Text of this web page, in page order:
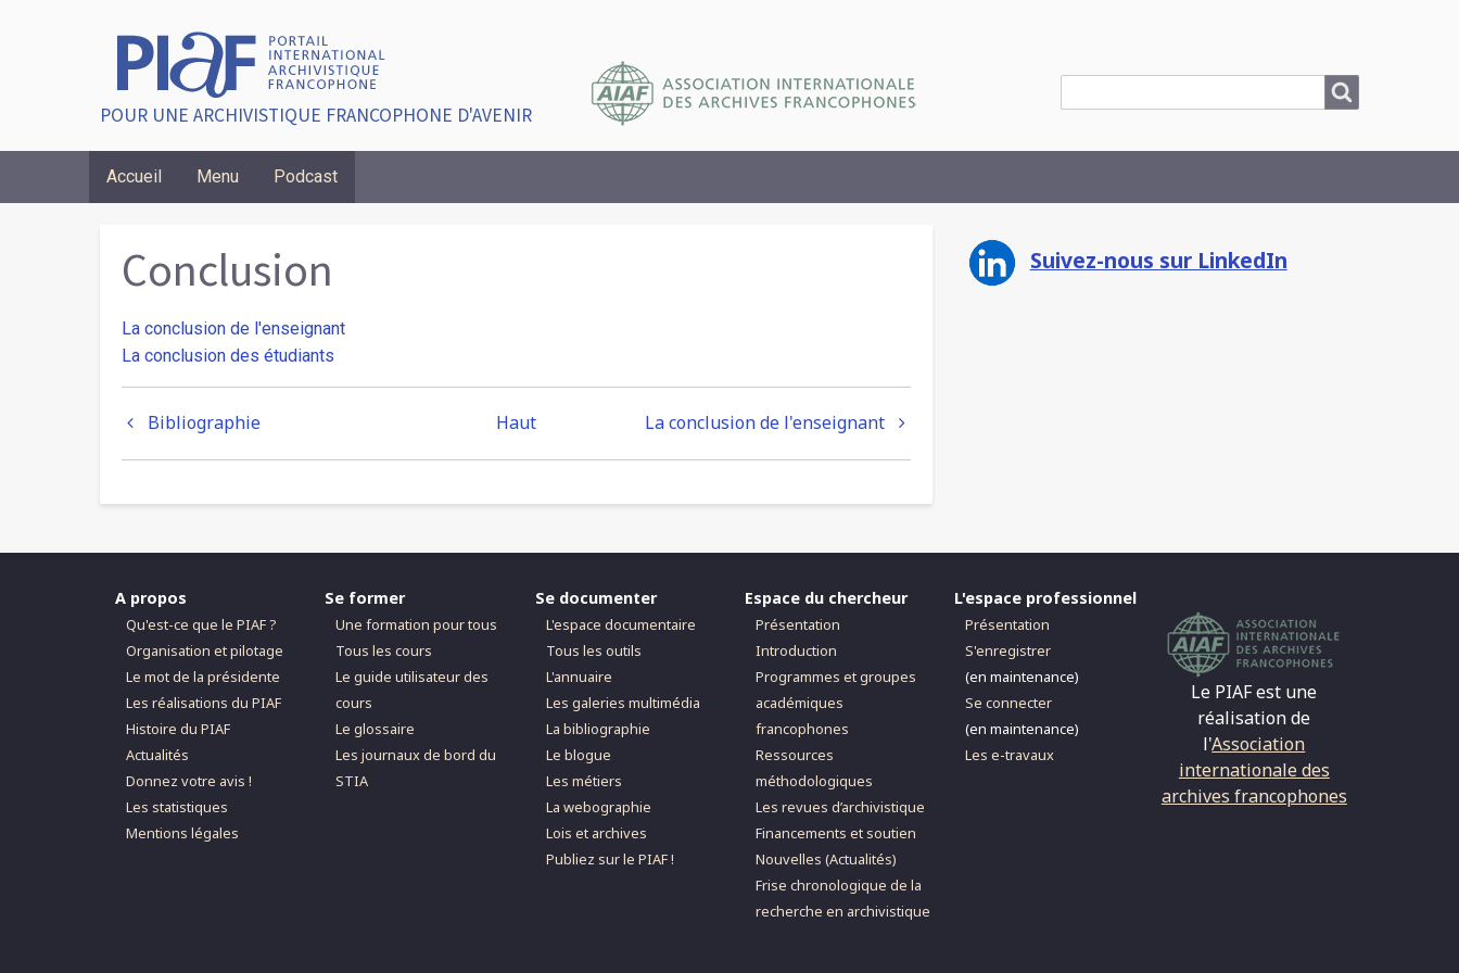
POUR UNE ARCHIVISTIQUE FRANCOPHONE D'AVENIR Search
Accueil Menu Podcast
Conclusion
La conclusion de l'enseignant
La conclusion des étudiants
Liens
transversaux
Conclusion
Bibliographie Haut La conclusion de l'enseignant
Suivez-nous sur LinkedIn
A propos
Qu'est-ce que le PIAF ?
Organisation et pilotage
Le mot de la présidente
Les réalisations du PIAF
Histoire du PIAF
Actualités
Donnez votre avis !
Les statistiques
Mentions légales
Se former
Une formation pour tous
Tous les cours
Le guide utilisateur des
cours
Le glossaire
Les journaux de bord du
STIA
Se documenter
L'espace documentaire
Tous les outils
L'annuaire
Les galeries multimédia
La bibliographie
Le blogue
Les métiers
La webographie
Lois et archives
Publiez sur le PIAF !
Espace du chercheur
Présentation
Introduction
Programmes et groupes
académiques
francophones
Ressources
méthodologiques
Les revues d’archivistique
Financements et soutien
Nouvelles (Actualités)
Frise chronologique de la
recherche en archivistique
L'espace professionnel
Présentation
S'enregistrer
(en maintenance)
Se connecter
(en maintenance)
Les e-travaux
Le PIAF est une
réalisation de
l'Association
internationale des
archives francophones